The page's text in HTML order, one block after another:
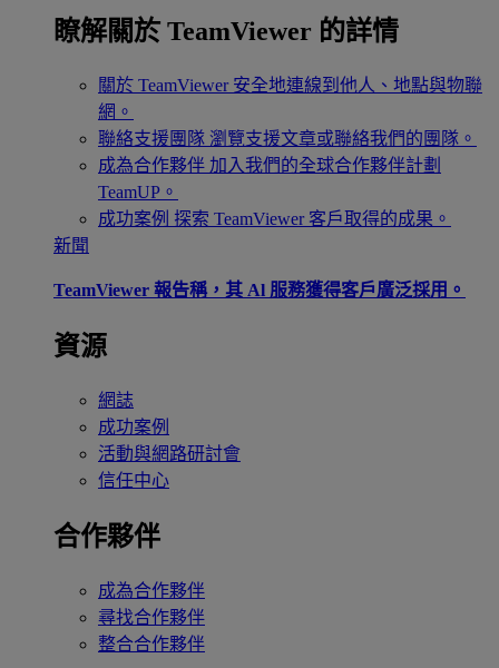
瞭解關於 TeamViewer 的詳情
關於 TeamViewer 安全地連線到他人、地點與物聯
網。
聯絡支援團隊 瀏覽支援文章或聯絡我們的團隊。
成為合作夥伴 加入我們的全球合作夥伴計劃
TeamUP。
成功案例 探索 TeamViewer 客戶取得的成果。
新聞
TeamViewer 報告稱，其 Al 服務獲得客戶廣泛採用。
資源
網誌
成功案例
活動與網路研討會
信任中心
合作夥伴
成為合作夥伴
尋找合作夥伴
整合合作夥伴